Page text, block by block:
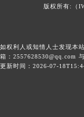
版权所有:（
如权利人或知情人士发现本
箱：2557628530@qq.com
更新时间：2026-07-